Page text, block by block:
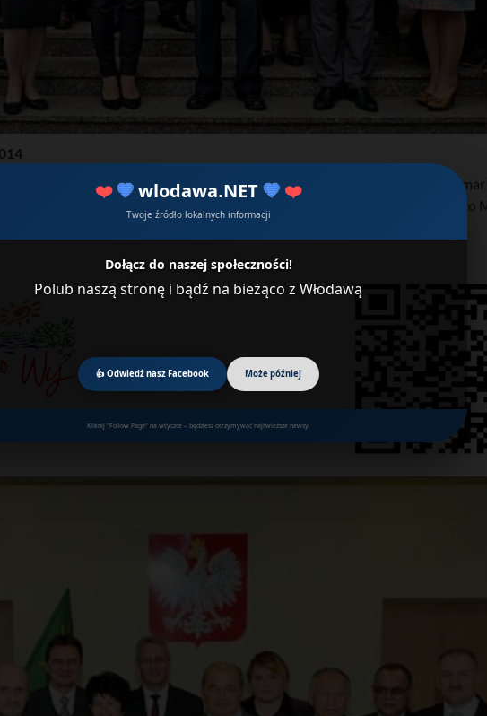
❤️ 💙wlodawa.NET 💙 ❤️
Twoje źródło lokalnych informacji
Dołącz do naszej społeczności!
Polub naszą stronę i bądź na bieżąco z Włodawą
👍 Odwiedź nasz Facebook Może później
Kliknij "Follow Page" na wtyczce – będziesz otrzymywać najświeższe newsy.
Krzysztof 5. Jarząbek Krzysztof 6. Józefczuk Mariusz 7. Kazuro
Puchala Wiesława 13. Rudziewicz Beata 14. Szczepańska Joanna 15. Zańko